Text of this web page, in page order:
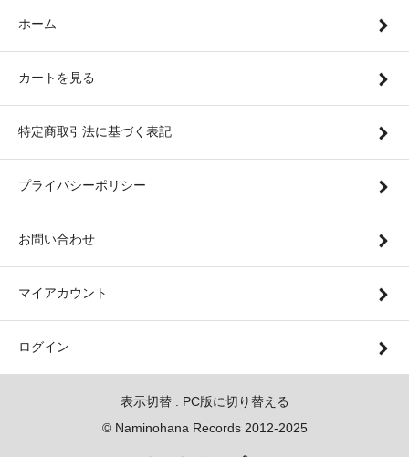
ホーム
カートを見る
特定商取引法に基づく表記
プライバシーポリシー
お問い合わせ
マイアカウント
ログイン
表示切替 : PC版に切り替える
© Naminohana Records 2012-2025